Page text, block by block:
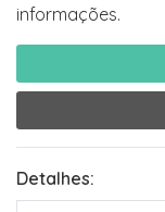
informações.
Detalhes: